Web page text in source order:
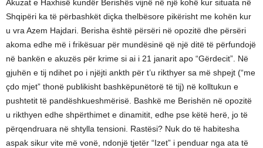
Akuzat e Haxhisë kundër Berishës vijnë në një kohë kur situata në
Shqipëri ka të përbashkët diçka thelbësore pikërisht me kohën kur
u vra Azem Hajdari. Berisha është përsëri në opozitë dhe përsëri
akoma edhe më i frikësuar për mundësinë që një ditë të përfundojë
në bankën e akuzës për krime si ai i 21 janarit apo “Gërdecit”. Në
gjuhën e tij ndihet po i njëjti ankth për t’u rikthyer sa më shpejt (“me
çdo mjet” thonë publikisht bashkëpunëtorë të tij) në kolltukun e
pushtetit të pandëshkueshmërisë. Bashkë me Berishën në opozitë
u rikthyen edhe shpërthimet e dinamitit, edhe pse këtë herë, jo të
përqendruara në shtylla tensioni. Rastësi? Nuk do të habitesha
aspak sikur vite më vonë, ndonjë tjetër “Izet” i penduar nga ata të